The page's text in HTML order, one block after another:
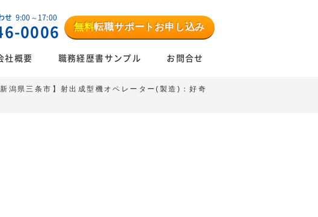
せ 9:00～17:00
0006 無料転職サポートお申し込み
社概要 職務経歴書サンプル お問合せ
新潟県三条市】射出成型機オペレーター(製造)：好奇